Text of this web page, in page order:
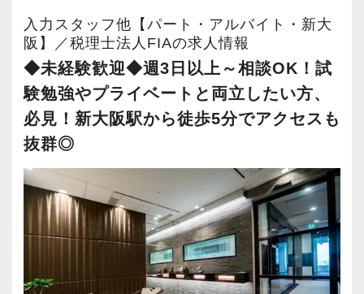
なスタイルで働ける理想の税理士法人！採用基
準を更に深掘り
◆オフィス環境
※働く雰囲気が伝わるように撮影していただき
ました(^ ^)
YouTubeショート版
https://youtube.com/shorts/14gk0ILkWdM?
feature=share
・税理士（会計）事務所もしくは税理士法人で2
年以上の実務経験（監査法人や銀行での勤務は
経験にカウントされません）
・顧問先への巡回監査経験
・顧客対応や法人の決算業務経験
その他、下記のような方はぜひご応募くださ
い！
・コミュニケーション能力のある方
・向上心のある方
・粘り強く継続的に努力できる方
当。
・年商10億円超の企業グループをチームの一員
として担当。
・その他、経験を積みたい分野があれば積極的
に該当案件へ参加して経験を積む（例：組織再
編や事業承継対策の提案、DD業務などのスポッ
ト業務をチームの一員として対応）。
◆入社5年目以降（年収1,200万円以上）
・担当顧問25〜35件前後。共同案件のリーダー
担当5〜10件前後。
残業については、全社年間を通じた平均では月
20時間未満です
試験勉強やプライベートの時間をしっかり確保
することが可能です
なお、固定残業制は採用しておらず、実働に応
じた時間外手当を支給しています
自柔軟にとることができています
４）職場の立地
オフィスは地下鉄御堂筋線と京阪の淀屋橋駅か
ら徒歩3分のところです。
社内にはプロジェクトチームがあり入社1年目か
ら参加できます。グループの壁を超えて業務に
取り組んでおり活躍の場が広がります。
【税理士資格を目指している方＆目指そうと考
えている方へ】
税理士資格を目指しながら働いている受験生の
方が多数在籍しています。
社内には勉強ができる共有スペースがあるので
就業前に勉強しているスタッフや仕事終わりに
専門学校へ通学しているスタッフも。
当社からは毎年税理士試験科目合格者や官報合
「“やりがい”のある仕事がしたい」
「クライアントに“満足”してもらいたい」
「“充実”した人生を送りたい」
「“一から”税務や会計の知識を習得したい」
「“将来この業界”で活躍していきたい」
上記いずれかの項目に当てはまる方は、ぜひ当
事務所にご応募ください！
オフィスは新大阪駅から徒歩5分で雨に濡れずに
通勤できる立地にあり、アクセスも抜群です。
入力スタッフ他【パート・アルバイト・新大
阪】／税理士法人FIAの求人情報
◆未経験歓迎◆週3日以上～相談OK！試
験勉強やプライベートと両立したい方、
必見！新大阪駅から徒歩5分でアクセスも
抜群◎